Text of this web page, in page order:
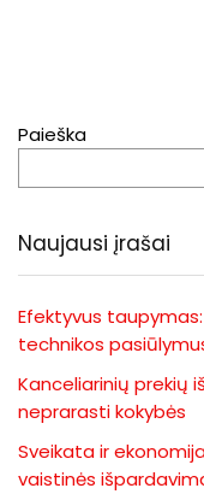
Paieška
Naujausi įrašai
Efektyvus
technikos
Kanceliarinių prekių
neprarasti kokybės
Sveikata ir
vaistinės